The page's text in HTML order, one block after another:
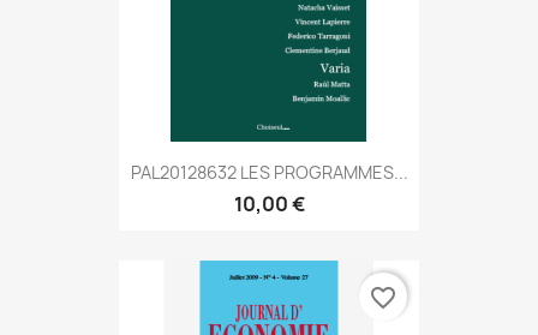
PAL20128632 LES PROGRAMMES...
10,00 €
favorite_border